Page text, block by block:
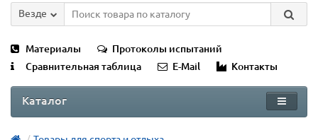
Везде
Материалы
Протоколы испытаний
Сравнительная таблица
E-Mail Контакты
Каталог